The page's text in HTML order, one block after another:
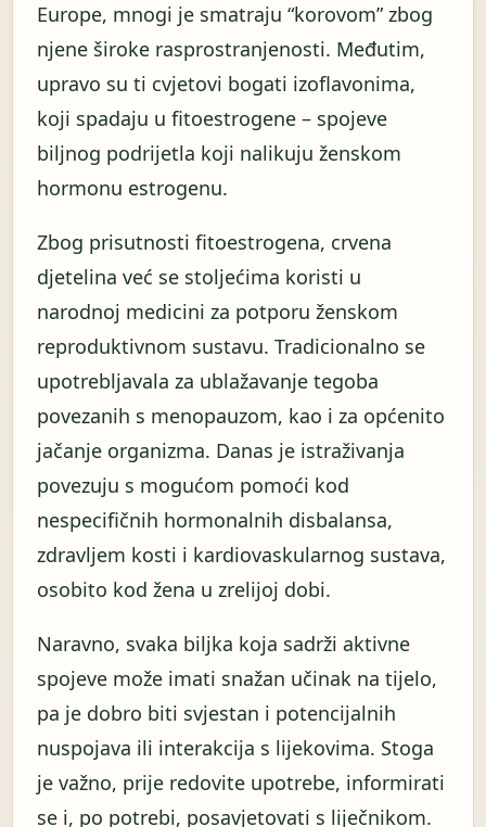
Europe, mnogi je smatraju “korovom” zbog
njene široke rasprostranjenosti. Međutim,
upravo su ti cvjetovi bogati izoflavonima,
koji spadaju u fitoestrogene – spojeve
biljnog podrijetla koji nalikuju ženskom
hormonu estrogenu.
Zbog prisutnosti fitoestrogena, crvena
djetelina već se stoljećima koristi u
narodnoj medicini za potporu ženskom
reproduktivnom sustavu. Tradicionalno se
upotrebljavala za ublažavanje tegoba
povezanih s menopauzom, kao i za općenito
jačanje organizma. Danas je istraživanja
povezuju s mogućom pomoći kod
nespecifičnih hormonalnih disbalansa,
zdravljem kosti i kardiovaskularnog sustava,
osobito kod žena u zrelijoj dobi.
Naravno, svaka biljka koja sadrži aktivne
spojeve može imati snažan učinak na tijelo,
pa je dobro biti svjestan i potencijalnih
nuspojava ili interakcija s lijekovima. Stoga
je važno, prije redovite upotrebe, informirati
se i, po potrebi, posavjetovati s liječnikom.